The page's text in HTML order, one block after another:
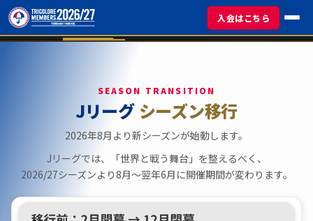
入会はこちら
SEASON TRANSITION
Jリーグ シーズン移行
2026年8月より新シーズンが始動します。
Jリーグでは、「世界と戦う舞台」を整えるべく、
2026/27シーズンより8月〜翌年6月に開催期間が変わります。